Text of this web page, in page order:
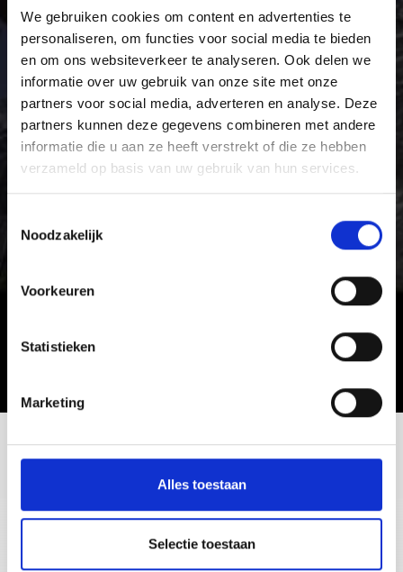
We gebruiken cookies om content en advertenties te
personaliseren, om functies voor social media te bieden
en om ons websiteverkeer te analyseren. Ook delen we
informatie over uw gebruik van onze site met onze
partners voor social media, adverteren en analyse. Deze
partners kunnen deze gegevens combineren met andere
informatie die u aan ze heeft verstrekt of die ze hebben
verzameld op basis van uw gebruik van hun services.
Noodzakelijk
Voorkeuren
Statistieken
Marketing
Alles toestaan
Selectie toestaan